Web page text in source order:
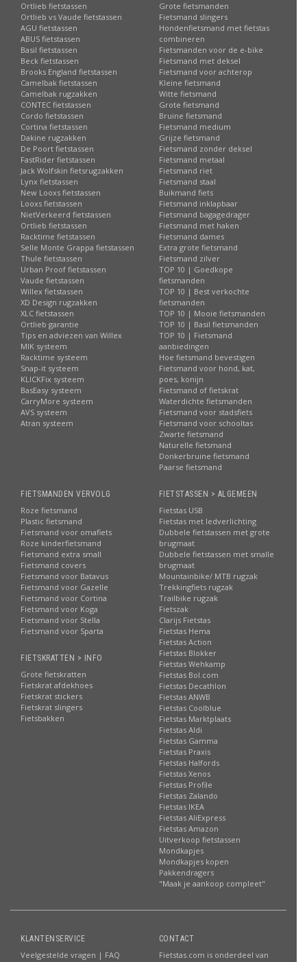
Ortlieb fietstassen
Ortlieb vs Vaude fietstassen
AGU fietstassen
ABUS fietstassen
Basil fietstassen
Beck fietstassen
Brooks England fietstassen
Camelbak fietstassen
Camelbak rugzakken
CONTEC fietstassen
Cordo fietstassen
Cortina fietstassen
Dakine rugzakken
De Poort fietstassen
FastRider fietstassen
Jack Wolfskin fietsrugzakken
Lynx fietstassen
New Looxs fietstassen
Looxs fietstassen
NietVerkeerd fietstassen
Ortlieb fietstassen
Racktime fietstassen
Selle Monte Grappa fietstassen
Thule fietstassen
Urban Proof fietstassen
Vaude fietstassen
Willex fietstassen
XD Design rugzakken
XLC fietstassen
Ortlieb garantie
Tips en adviezen van Willex
MIK systeem
Racktime systeem
Snap-it systeem
KLICKFix systeem
BasEasy systeem
CarryMore systeem
AVS systeem
Atran systeem
Grote fietsmanden
Fietsmand slingers
Hondenfietsmand met fietstas
combineren
Fietsmanden voor de e-bike
Fietsmand met deksel
Fietsmand voor achterop
Kleine fietsmand
Witte fietsmand
Grote fietsmand
Bruine fietsmand
Fietsmand medium
Grijze fietsmand
Fietsmand zonder deksel
Fietsmand metaal
Fietsmand riet
Fietsmand staal
Buikmand fiets
Fietsmand inklapbaar
Fietsmand bagagedrager
Fietsmand met haken
Fietsmand dames
Extra grote fietsmand
Fietsmand zilver
TOP 10 | Goedkope
fietsmanden
TOP 10 | Best verkochte
fietsmanden
TOP 10 | Mooie fietsmanden
TOP 10 | Basil fietsmanden
TOP 10 | Fietsmand
aanbiedingen
Hoe fietsmand bevestigen
Fietsmand voor hond, kat,
poes, konijn
Fietsmand of fietskrat
Waterdichte fietsmanden
Fietsmand voor stadsfiets
Fietsmand voor schooltas
Zwarte fietsmand
Naturelle fietsmand
Donkerbruine fietsmand
Paarse fietsmand
FIETSMANDEN VERVOLG
Roze fietsmand
Plastic fietsmand
Fietsmand voor omafiets
Roze kinderfietsmand
Fietsmand extra small
Fietsmand covers
Fietsmand voor Batavus
Fietsmand voor Gazelle
Fietsmand voor Cortina
Fietsmand voor Koga
Fietsmand voor Stella
Fietsmand voor Sparta
FIETSKRATTEN > INFO
Grote fietskratten
Fietskrat afdekhoes
Fietskrat stickers
Fietskrat slingers
Fietsbakken
FIETSTASSEN > ALGEMEEN
Fietstas USB
Fietstas met ledverlichting
Dubbele fietstassen met grote
brugmaat
Dubbele fietstassen met smalle
brugmaat
Mountainbike/ MTB rugzak
Trekkingfiets rugzak
Trailbike rugzak
Fietszak
Clarijs Fietstas
Fietstas Hema
Fietstas Action
Fietstas Blokker
Fietstas Wehkamp
Fietstas Bol.com
Fietstas Decathlon
Fietstas ANWB
Fietstas Coolblue
Fietstas Marktplaats
Fietstas Aldi
Fietstas Gamma
Fietstas Praxis
Fietstas Halfords
Fietstas Xenos
Fietstas Profile
Fietstas Zalando
Fietstas IKEA
Fietstas AliExpress
Fietstas Amazon
Uitverkoop fietstassen
Mondkapjes
Mondkapjes kopen
Pakkendragers
"Maak je aankoop compleet"
KLANTENSERVICE
Veelgestelde vragen | FAQ
CONTACT
Fietstas.com is onderdeel van